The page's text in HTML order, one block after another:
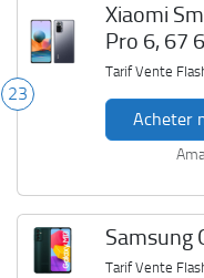
23
Xiaomi
Pro 6, 67
Tarif Vente
Acheter
Samsung
Tarif Vente